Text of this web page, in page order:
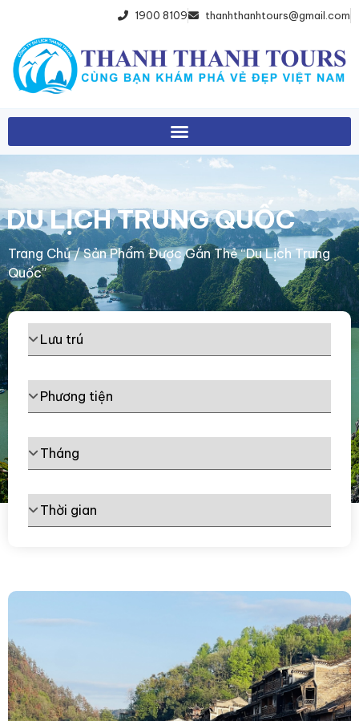
1900 8109 thanhthanhtours@gmail.com
DU LỊCH TRUNG QUỐC
Trang Chủ/ Sản Phẩm Được Gắn Thẻ “du Lịch Trung
Quốc”